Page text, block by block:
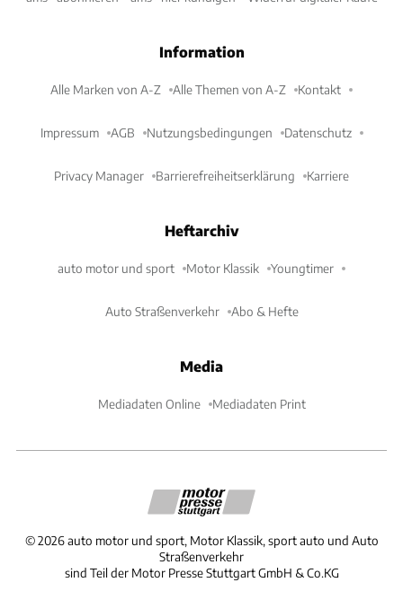
Information
Alle Marken von A-Z Alle Themen von A-Z Kontakt
Impressum AGB Nutzungsbedingungen Datenschutz
Privacy Manager Barrierefreiheitserklärung Karriere
Heftarchiv
auto motor und sport Motor Klassik Youngtimer
Auto Straßenverkehr Abo & Hefte
Media
Mediadaten Online Mediadaten Print
©2026 auto motor und sport, Motor Klassik, sport auto und Auto
Straßenverkehr
sind Teil der Motor Presse Stuttgart GmbH & Co.KG